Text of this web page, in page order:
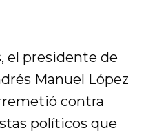
el presidente de
Manuel López
contra
políticos que